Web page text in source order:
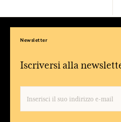
Newsletter
Iscriversi alla